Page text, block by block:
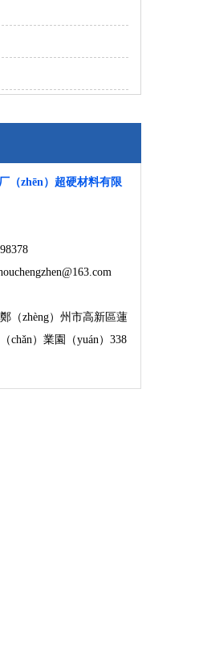
（zhēn）超硬材料有限
（zhèng）州市高新區蓮
chǎn）業園（yuán）338